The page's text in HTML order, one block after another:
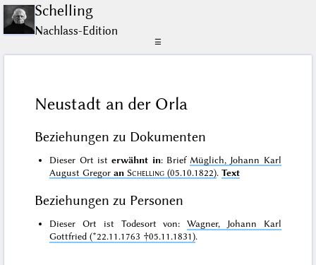
Schelling
Nachlass-Edition
☰
Neustadt an der Orla
Beziehungen zu Dokumenten
Dieser Ort isterwähnt in: Brief Müglich, Johann Karl
August Gregoran Schelling (05.10.1822).Text
Beziehungen zu Personen
Dieser Ort ist Todesort von:Wagner, Johann Karl
Gottfried (*22.11.1763 †05.11.1831).